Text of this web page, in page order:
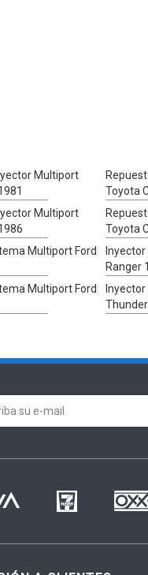
Multiport
Toyota
Multiport
Toyota
Multiport Ford
Ranger
Multiport Ford